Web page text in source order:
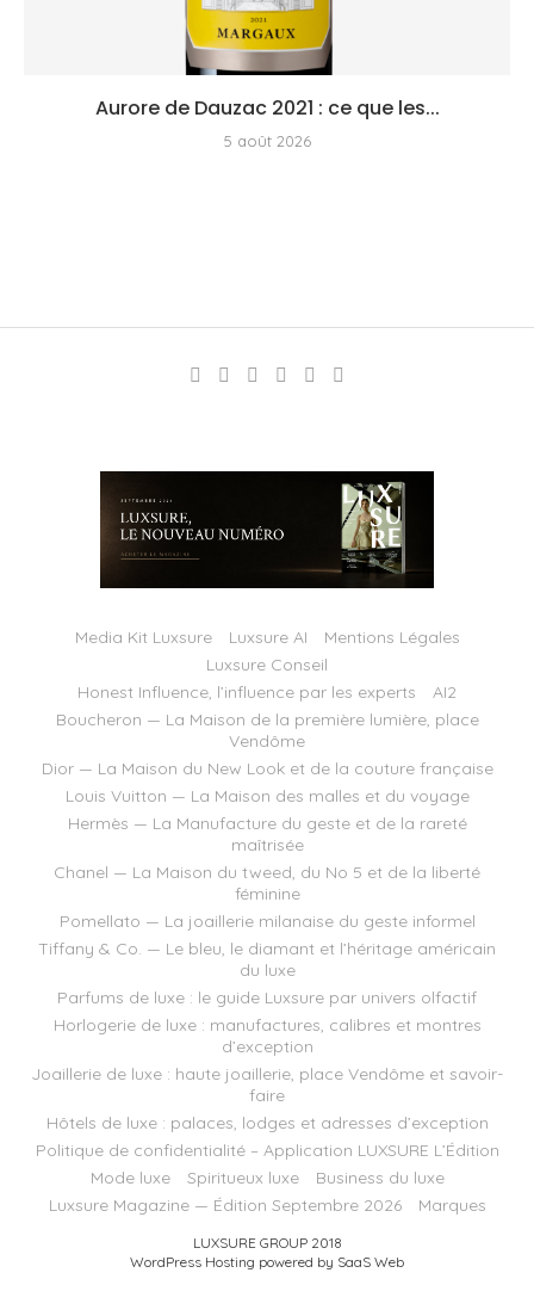
Aurore de Dauzac 2021 : ce que les...
5 août 2026
Media Kit Luxsure Luxsure AI
Mentions Légales
Luxsure Conseil
Honest Influence, l’influence par les experts
AI2
Boucheron — La Maison de la première lumière, place
Vendôme
Dior — La Maison du New Look et de la couture française
Louis Vuitton — La Maison des malles et du voyage
Hermès — La Manufacture du geste et de la rareté
maîtrisée
Chanel — La Maison du tweed, du No 5 et de la liberté
féminine
Pomellato — La joaillerie milanaise du geste informel
Tiffany & Co. — Le bleu, le diamant et l’héritage américain
du luxe
Parfums de luxe : le guide Luxsure par univers olfactif
Horlogerie de luxe : manufactures, calibres et montres
d’exception
Joaillerie de luxe : haute joaillerie, place Vendôme et savoir-
faire
Hôtels de luxe : palaces, lodges et adresses d’exception
Politique de confidentialité – Application LUXSURE L’Édition
Mode luxe
Spiritueux luxe
Business du luxe
Luxsure Magazine — Édition Septembre 2026
Marques
LUXSURE GROUP 2018
WordPress Hosting powered by SaaS Web